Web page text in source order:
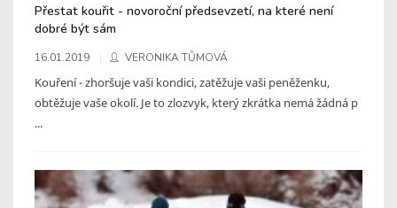
Přestat kouřit - novoroční předsevzetí, na které není
dobré být sám
16.01.2019 VERONIKA TŮMOVÁ
Kouření - zhoršuje vaši kondici, zatěžuje vaši peněženku,
obtěžuje vaše okolí. Je to zlozvyk, který zkrátka nemá žádná p
...